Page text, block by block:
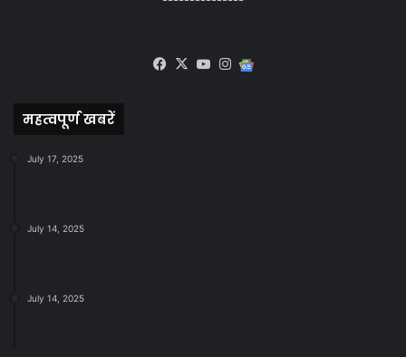
Facebook
X YouTubeInstagram
महत्वपूर्ण खबरें
July 17, 2025
July 14, 2025
July 14, 2025